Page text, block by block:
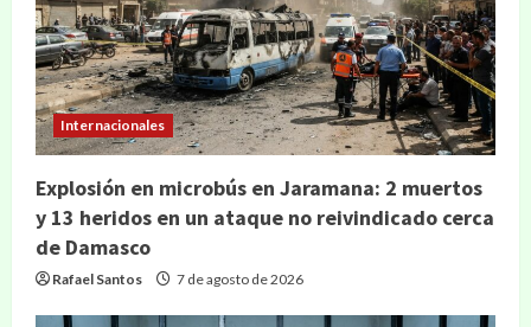
Internacionales
Explosión en microbús en Jaramana: 2 muertos
y 13 heridos en un ataque no reivindicado cerca
de Damasco
Rafael Santos 7 de agosto de 2026